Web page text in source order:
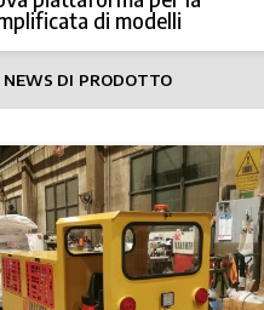
di modelli
NEWS DI PRODOTTO